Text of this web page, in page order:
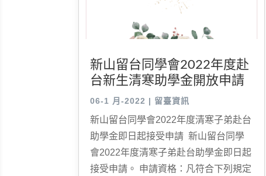
新山留台同學會2022年度赴
台新生清寒助學金開放申請
06-1 月-2022 | 留臺資訊
新山留台同學會2022年度清寒子弟赴台
助學金即日起接受申請 新山留台同學
會2022年度清寒子弟赴台助學金即日起
接受申請。 申請資格：凡符合下列規定